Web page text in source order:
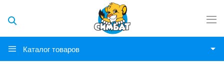
Каталог товаров